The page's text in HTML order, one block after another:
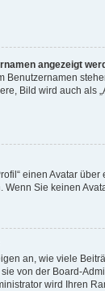
angezeigt
Bild wird auch
einen Avatar
Sie keinen
an, wie viele
von der Board-
wird Ihren